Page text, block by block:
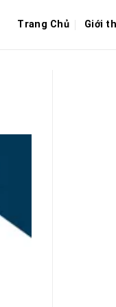
Trang Chủ Giới